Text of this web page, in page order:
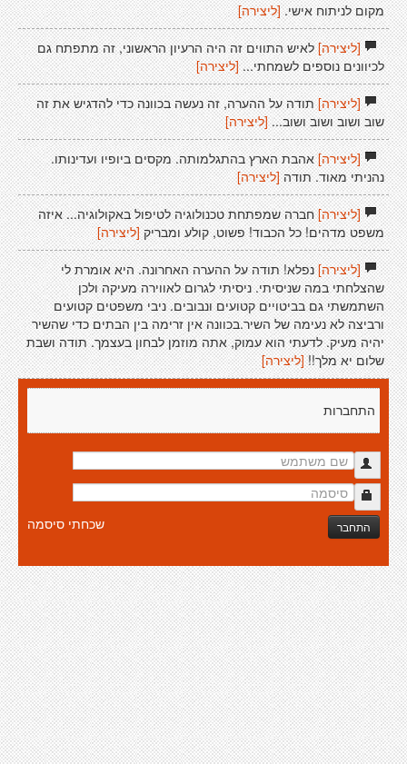
מקום לניתוח אישי.[ליצירה]
[ליצירה]לאיש התווים זה היה הרעיון הראשוני, זה מתפתח גם
לכיוונים נוספים לשמחתי... [ליצירה]
[ליצירה]תודה על ההערה, זה נעשה בכוונה כדי להדגיש את זה
שוב ושוב ושוב ושוב... [ליצירה]
[ליצירה]אהבת הארץ בהתגלמותה. מקסים ביופיו ועדינותו.
נהניתי מאוד. תודה [ליצירה]
[ליצירה]חברה שמפתחת טכנולוגיה לטיפול באקולוגיה... איזה
משפט מדהים! כל הכבוד! פשוט, קולע ומבריק [ליצירה]
[ליצירה]נפלא! תודה על ההערה האחרונה. היא אומרת לי
שהצלחתי במה שניסיתי. ניסיתי לגרום לאווירה מעיקה ולכן
השתמשתי גם בביטויים קטועים ונבובים. ניבי משפטים קטועים
ורביצה לא נעימה של השיר.בכוונה אין זרימה בין הבתים כדי שהשיר
יהיה מעיק. לדעתי הוא עמוק, אתה מוזמן לבחון בעצמך. תודה ושבת
שלום יא מלך!! [ליצירה]
התחברות
התחבר שכחתי סיסמה